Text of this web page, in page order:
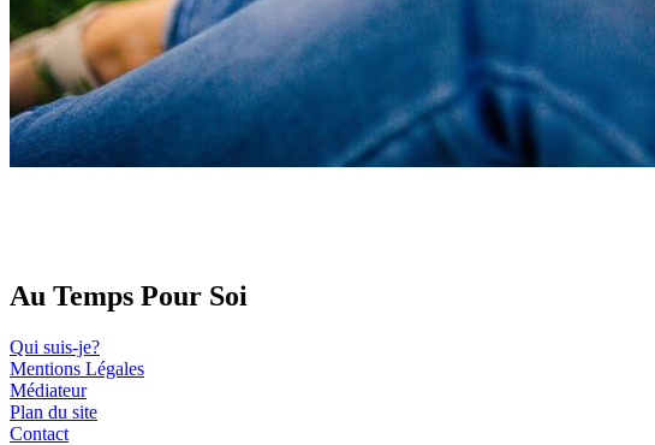
Au Temps Pour Soi
Qui suis-je?
Mentions Légales
Médiateur
Plan du site
Contact